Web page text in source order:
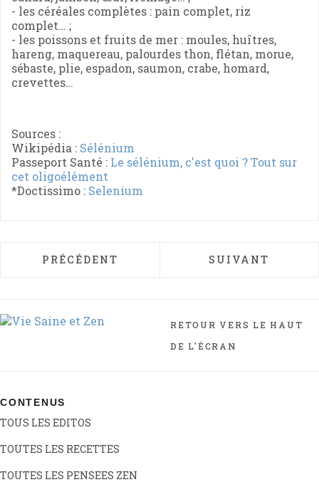
- les céréales complètes : pain complet, riz
complet… ;
- les poissons et fruits de mer : moules, huîtres,
hareng, maquereau, palourdes thon, flétan, morue,
sébaste, plie, espadon, saumon, crabe, homard,
crevettes…
Sources :
Wikipédia : Sélénium
Passeport Santé : Le sélénium, c'est quoi ? Tout sur
cet oligoélément
*Doctissimo : Selenium
ARTICLE PRÉCÉDENT : SODIUM
PRÉCÉDENT ARTICLE
SUIVANT
RETOUR VERS LE HAUT
DE L'ÉCRAN
CONTENUS
TOUS LES EDITOS
TOUTES LES RECETTES
TOUTES LES PENSEES ZEN